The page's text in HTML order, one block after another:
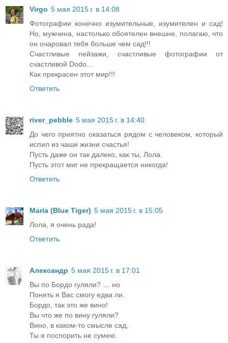
Virgo 5 мая 2015 г. в 14:08
Фотографии конечно изумительные, изумителен и сад!
Но, мужчина, настолько обоятелен внешне, полагаю, что
он очаровал тебя больше чем сад!!!
Счастливые пейзажи, счастливые фотографии от
счастливой Dodo...
Как прекрасен этот мир!!!
Ответить
river_pebble 5 мая 2015 г. в 14:40
До чего приятно оказаться рядом с человеком, который
испил из чаши жизни счастья!
Пусть даже он так далеко, как ты, Лола.
Пусть этот миг не прекращается никогда!
Ответить
Maria (Blue Tiger) 5 мая 2015 г. в 15:05
Лола, я очень рада!
Ответить
Александр 5 мая 2015 г. в 17:01
Вы по Бордо гуляли? … но
Понять я Вас смогу едва ли.
Бордо, так это же вино!
Вы что же по вину гуляли?
Вино, в каком-то смысле сад,
Ты я поспорить не сумею.